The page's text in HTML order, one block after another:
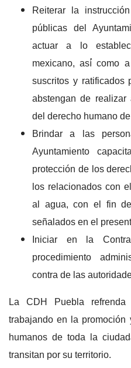
Reiterar la
públicas del
actuar a lo
mexicano, así́ como
suscritos y ratificados
abstengan de
del derecho humano
Brindar a las
Ayuntamiento
protección de los
los relacionados con
al agua, con el fin
señalados en el
Iniciar en la
procedimiento
contra de las
La CDH Puebla
trabajando en la
humanos de toda la
transitan por su territorio.